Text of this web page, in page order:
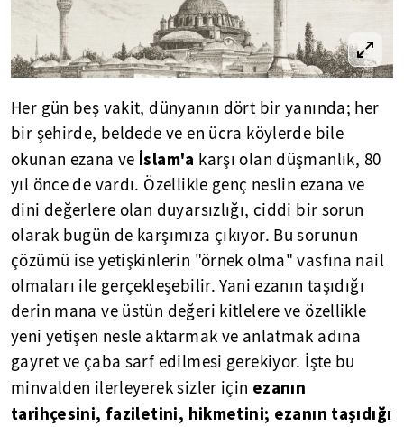
Her gün beş vakit, dünyanın dört bir yanında; her
bir şehirde, beldede ve en ücra köylerde bile
okunan ezana ve İslam'a karşı olan düşmanlık, 80
yıl önce de vardı. Özellikle genç neslin ezana ve
dini değerlere olan duyarsızlığı, ciddi bir sorun
olarak bugün de karşımıza çıkıyor. Bu sorunun
çözümü ise yetişkinlerin "örnek olma" vasfına nail
olmaları ile gerçekleşebilir. Yani ezanın taşıdığı
derin mana ve üstün değeri kitlelere ve özellikle
yeni yetişen nesle aktarmak ve anlatmak adına
gayret ve çaba sarf edilmesi gerekiyor. İşte bu
minvalden ilerleyerek sizler için ezanın
tarihçesini, faziletini, hikmetini; ezanın taşıdığı